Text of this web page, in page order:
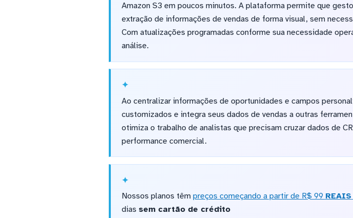
Amazon S3 em poucos minutos. A plataforma permite que
extração de informações de vendas de forma visual, sem
Com atualizações programadas conforme sua necessidade
análise.
Ao centralizar informações de oportunidades e campos
customizados e integra seus dados de vendas a outras
otimiza o trabalho de analistas que precisam cruzar dados de
performance comercial.
Nossos planos têm preços começando a partir de R$ 99 REAIS
dias sem cartão de crédito